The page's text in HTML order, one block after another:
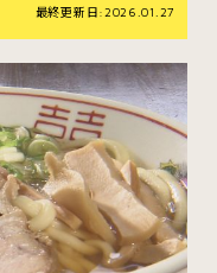
最終更新日:2026.01.27